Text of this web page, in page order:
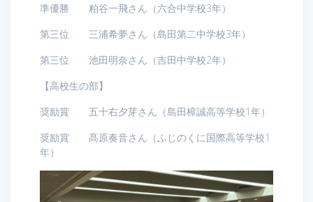
準優勝 粕谷一飛さん（六合中学校3年）
第三位 三浦希夢さん（島田第二中学校3年）
第三位 池田明奈さん（吉田中学校2年）
【高校生の部】
奨励賞 五十右夕芽さん（島田樟誠高等学校1年）
奨励賞 髙原奏音さん（ふじのくに国際高等学校1
年）